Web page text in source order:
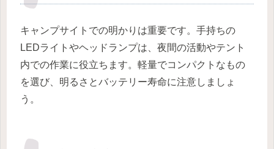
キャンプサイトでの明かりは重要です。手持ちの
LEDライトやヘッドランプは、夜間の活動やテント
内での作業に役立ちます。軽量でコンパクトなもの
を選び、明るさとバッテリー寿命に注意しましょ
う。